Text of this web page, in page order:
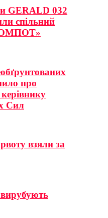
GERALD 032
спільний
про
Сил
взяли за